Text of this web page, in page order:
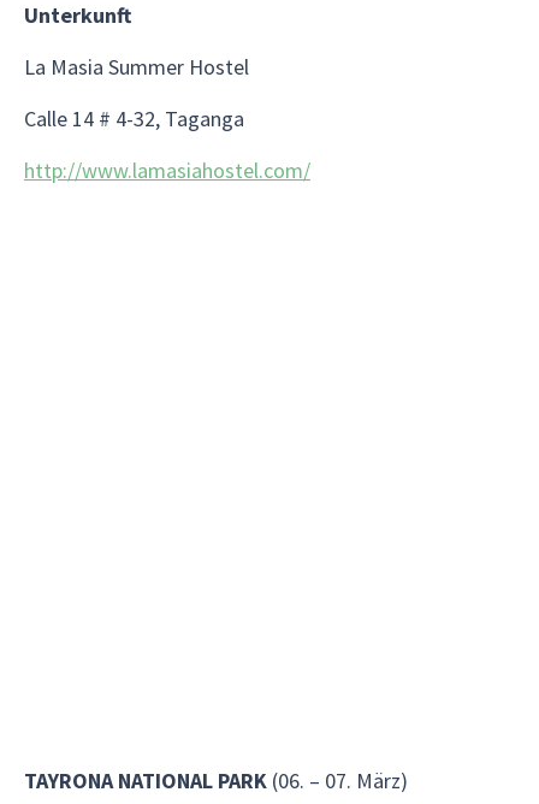
Unterkunft
La Masia Summer Hostel
Calle 14 # 4-32, Taganga
http://www.lamasiahostel.com/
TAYRONA NATIONAL PARK (06. – 07. März)